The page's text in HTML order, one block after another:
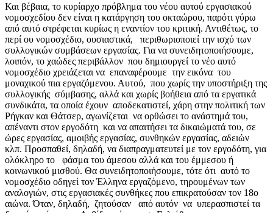
Και βέβαια, το κυρίαρχο πρόβλημα του νέου αυτού εργασιακού
νομοσχεδίου δεν είναι η κατάργηση του οκταώρου, παρότι γύρω
από αυτό στρέφεται κυρίως η εναντίον του κριτική. Αντιθέτως, το
περί ου νομοσχέδιο, ουσιαστικά, περιθωριοποιεί την ισχύ των
συλλογικών συμβάσεων εργασίας. Για να συνειδητοποιήσουμε,
λοιπόν, το χαώδες περιβάλλον που δημιουργεί το νέο αυτό
νομοσχέδιο χρειάζεται να επαναφέρουμε την εικόνα του
μοναχικού πια εργαζόμενου. Αυτού, που χωρίς την υποστήριξη της
συλλογικής σύμβασης, αλλά και χωρίς βοήθεια από τα εργατικά
συνδικάτα, τα οποία έχουν αποδεκατιστεί, χάρη στην πολιτική των
Ρήγκαν και Θάτσερ, αγωνίζεται να ορθώσει το ανάστημά του,
απέναντι στον εργοδότη και να απαιτήσει τα δικαιώματά του, σε
ώρες εργασίας, αμοιβής εργασίας, συνθηκών εργασίας, αδειών
κλπ. Προσπαθεί, δηλαδή, να διαπραγματευτεί με τον εργοδότη, για
ολόκληρο το φάσμα του άμεσου αλλά και του έμμεσου ή
κοινωνικού μισθού. Θα συνειδητοποιήσουμε, τότε ότι αυτό το
νομοσχέδιο οδηγεί τον Έλληνα εργαζόμενο, τηρουμένων των
αναλογιών, στις εργασιακές συνθήκες που επικρατούσαν τον 18ο
αιώνα. Όταν, δηλαδή, ζητούσαν από αυτόν να υπερασπιστεί τα